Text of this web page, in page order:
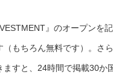
』のオープンを
もちろん無料です）。さ
すと、24時間で掲載30か